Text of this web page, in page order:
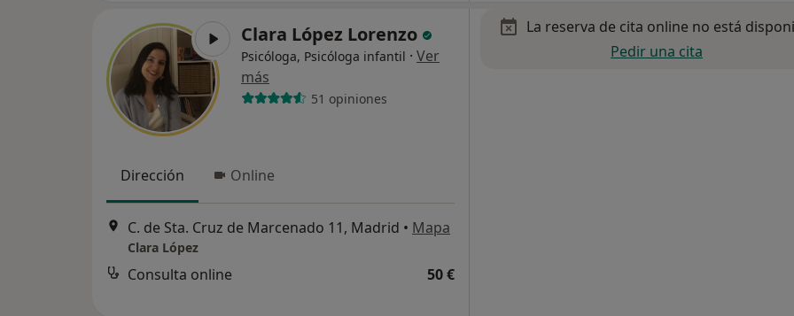
Clara López Lorenzo
Psicóloga, Psicóloga infantil · Ver
más
51 opiniones
Dirección Online
C. de Sta. Cruz de Marcenado 11, Madrid • Mapa
Clara López
Consulta online 50 €
La reserva de cita online no está
Pedir una cita